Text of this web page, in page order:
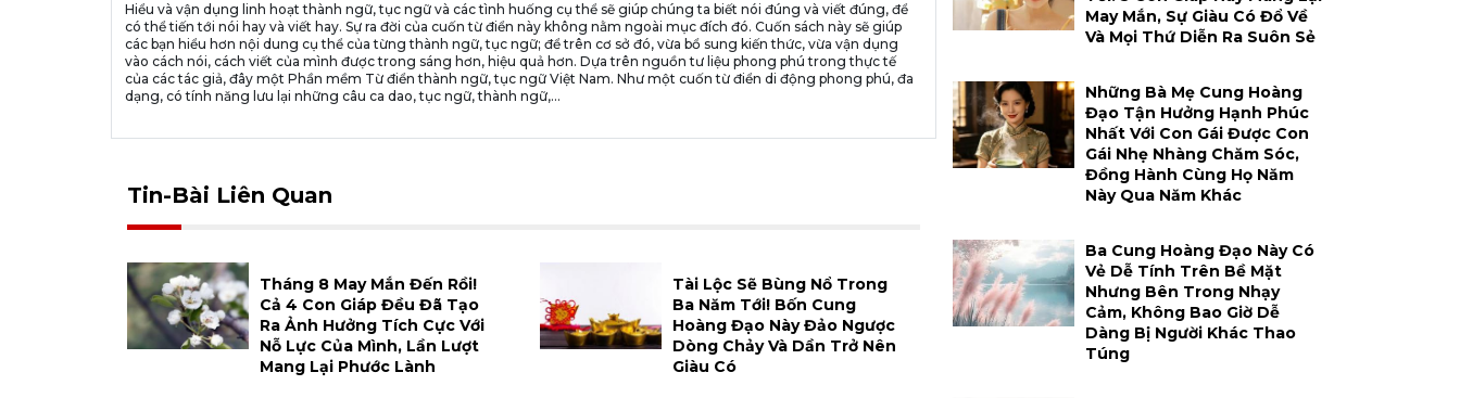
Hiểu và vận dụng linh hoạt thành ngữ, tục ngữ và các tình huống cụ thể sẽ giúp chúng ta biết nói đúng và viết đúng, để
có thể tiến tới nói hay và viết hay. Sự ra đời của cuốn từ điển này không nằm ngoài mục đích đó. Cuốn sách này sẽ giúp
các bạn hiểu hơn nội dung cụ thể của từng thành ngữ, tục ngữ; để trên cơ sở đó, vừa bổ sung kiến thức, vừa vận dụng
vào cách nói, cách viết của mình được trong sáng hơn, hiệu quả hơn. Dựa trên nguồn tư liệu phong phú trong thực tế
của các tác giả, đây một Phần mềm Từ điển thành ngữ, tục ngữ Việt Nam. Như một cuốn từ điển di động phong phú, đa
dạng, có tính năng lưu lại những câu ca dao, tục ngữ, thành ngữ,...
Tin-Bài Liên Quan
Tháng 8 May Mắn Đến Rồi!
Cả 4 Con Giáp Đều Đã Tạo
Ra Ảnh Hưởng Tích Cực Với
Nỗ Lực Của Mình, Lần Lượt
Mang Lại Phước Lành
Tài Lộc Sẽ Bùng Nổ Trong
Ba Năm Tới! Bốn Cung
Hoàng Đạo Này Đảo Ngược
Dòng Chảy Và Dần Trở Nên
Giàu Có
May Mắn, Sự Giàu Có Đổ Về
Và Mọi Thứ Diễn Ra Suôn Sẻ
Những Bà Mẹ Cung Hoàng
Đạo Tận Hưởng Hạnh Phúc
Nhất Với Con Gái Được Con
Gái Nhẹ Nhàng Chăm Sóc,
Đồng Hành Cùng Họ Năm
Này Qua Năm Khác
Ba Cung Hoàng Đạo Này Có
Vẻ Dễ Tính Trên Bề Mặt
Nhưng Bên Trong Nhạy
Cảm, Không Bao Giờ Dễ
Dàng Bị Người Khác Thao
Túng